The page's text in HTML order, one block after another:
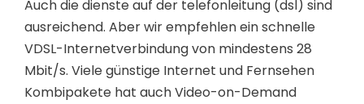
Auch die dienste auf der telefonleitung (dsl) sind
ausreichend. Aber wir empfehlen ein schnelle
VDSL-Internetverbindung von mindestens 28
Mbit/s. Viele günstige Internet und Fernsehen
Kombipakete hat auch Video-on-Demand